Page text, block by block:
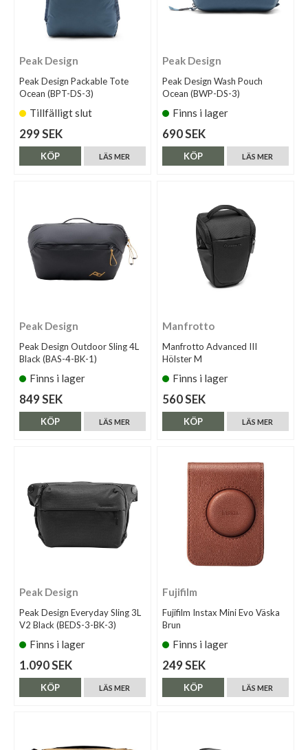
Peak Design
Peak Design Packable Tote
Ocean (BPT-DS-3)
Tillfälligt slut
299 SEK
LÄS MER
KÖP
Peak Design
Peak Design Wash Pouch
Ocean (BWP-DS-3)
Finns i lager
690 SEK
LÄS MER
KÖP
Peak Design
Peak Design Outdoor Sling 4L
Black (BAS-4-BK-1)
Finns i lager
849 SEK
LÄS MER
KÖP
Manfrotto
Manfrotto Advanced III
Hölster M
Finns i lager
560 SEK
LÄS MER
KÖP
Peak Design
Peak Design Everyday Sling 3L
V2 Black (BEDS-3-BK-3)
Finns i lager
1.090 SEK
LÄS MER
KÖP
Fujifilm
Fujifilm Instax Mini Evo Väska
Brun
Finns i lager
249 SEK
LÄS MER
KÖP